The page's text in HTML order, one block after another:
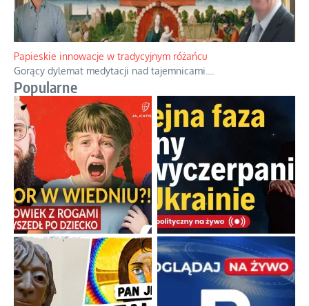
Papieskie innowacje w tradycyjnym różańcu
Gorący dylemat medytacji nad tajemnicami.
Popularne